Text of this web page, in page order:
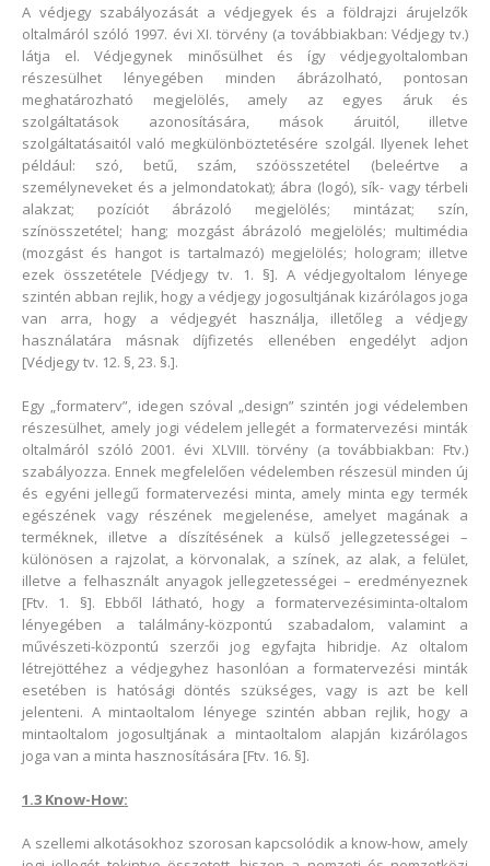
A védjegy szabályozását a védjegyek és a földrajzi árujelzők
oltalmáról szóló 1997. évi XI. törvény (a továbbiakban: Védjegy tv.)
látja el. Védjegynek minősülhet és így védjegyoltalomban
részesülhet lényegében minden ábrázolható, pontosan
meghatározható megjelölés, amely az egyes áruk és
szolgáltatások azonosítására, mások áruitól, illetve
szolgáltatásaitól való megkülönböztetésére szolgál. Ilyenek lehet
például: szó, betű, szám, szóösszetétel (beleértve a
személyneveket és a jelmondatokat); ábra (logó), sík- vagy térbeli
alakzat; pozíciót ábrázoló megjelölés; mintázat; szín,
színösszetétel; hang; mozgást ábrázoló megjelölés; multimédia
(mozgást és hangot is tartalmazó) megjelölés; hologram; illetve
ezek összetétele [Védjegy tv. 1. §]. A védjegyoltalom lényege
szintén abban rejlik, hogy a védjegy jogosultjának kizárólagos joga
van arra, hogy a védjegyét használja, illetőleg a védjegy
használatára másnak díjfizetés ellenében engedélyt adjon
[Védjegy tv. 12. §, 23. §.].
Egy „formaterv”, idegen szóval „design” szintén jogi védelemben
részesülhet, amely jogi védelem jellegét a formatervezési minták
oltalmáról szóló 2001. évi XLVIII. törvény (a továbbiakban: Ftv.)
szabályozza. Ennek megfelelően védelemben részesül minden új
és egyéni jellegű formatervezési minta, amely minta egy termék
egészének vagy részének megjelenése, amelyet magának a
terméknek, illetve a díszítésének a külső jellegzetességei –
különösen a rajzolat, a körvonalak, a színek, az alak, a felület,
illetve a felhasznált anyagok jellegzetességei – eredményeznek
[Ftv. 1. §]. Ebből látható, hogy a formatervezésiminta-oltalom
lényegében a találmány-központú szabadalom, valamint a
művészeti-központú szerzői jog egyfajta hibridje. Az oltalom
létrejöttéhez a védjegyhez hasonlóan a formatervezési minták
esetében is hatósági döntés szükséges, vagy is azt be kell
jelenteni. A mintaoltalom lényege szintén abban rejlik, hogy a
mintaoltalom jogosultjának a mintaoltalom alapján kizárólagos
joga van a minta hasznosítására [Ftv. 16. §].
1.3 Know-How:
A szellemi alkotásokhoz szorosan kapcsolódik a know-how, amely